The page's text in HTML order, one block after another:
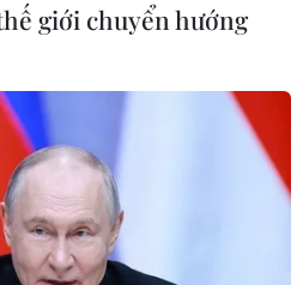
cắt giảm 1/3 nguồn
giới chuyển hướng